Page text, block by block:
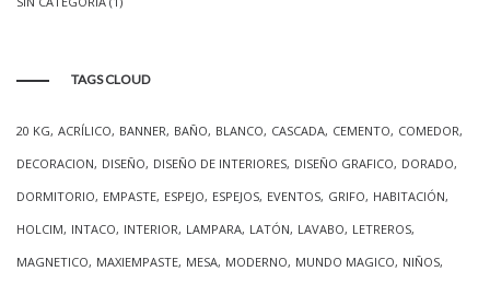
TAGS CLOUD
20 KG ACRÍLICO BANNER BAÑO BLANCO CASCADA CEMENTO COMEDOR
DECORACION DISEÑO DISEÑO DE INTERIORES DISEÑO GRAFICO DORADO
DORMITORIO EMPASTE ESPEJO ESPEJOS EVENTOS GRIFO HABITACIÓN
HOLCIM INTACO INTERIOR LAMPARA LATÓN LAVABO LETREROS
MAGNETICO MAXIEMPASTE MESA MODERNO MUNDO MAGICO NIÑOS